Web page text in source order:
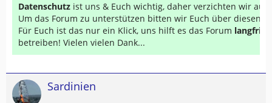
Datenschutz ist uns & Euch wichtig, daher verzichten wir auf
Um das Forum zu unterstützen bitten wir Euch über diesen
Für Euch ist das nur ein Klick, uns hilft es das Forum
betreiben! Vielen vielen Dank...
Sardinien